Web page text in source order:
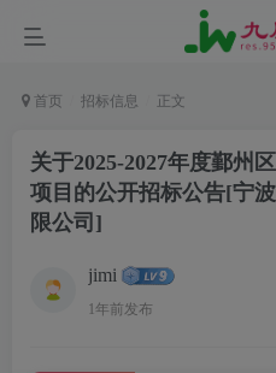
首页 招标信息 正文
关于2025-2027年度鄞州
项目的公开招标公告[宁
限公司]
jimi
1年前发布